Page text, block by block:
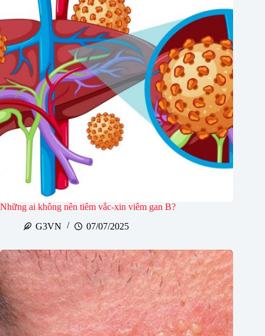
Những ai không nên tiêm vắc-xin viêm gan B?
G3VN
07/07/2025